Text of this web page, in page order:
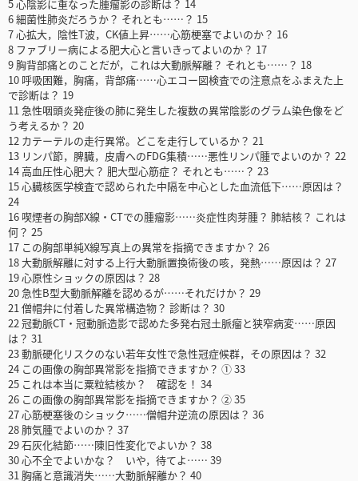
5 心陰影に重なった腫瘤影の診断は？ 14
6 細菌性肺炎だろうか？ それとも……？ 15
7 心拡大，陰性T波，CK値上昇……心筋梗塞でよいのか？ 16
8 ファブリー病による肥大心と言いきってよいのか？ 17
9 胸背部痛とのことだが，これは大動脈解離？ それとも……？ 18
10 呼吸困難，胸痛，背部痛……心エコー図検査での注意点をふまえた上
で診断は？ 19
11 急性咽頭炎発症後の肺に発生した複数の異常陰影のグラム染色像をど
う考えるか？ 20
12 カテーテルの走行異常。どこを走行しているか？ 21
13 リンパ節，脾臓，皮膚へのFDG集積……悪性リンパ腫でよいのか？ 22
14 高血圧性心肥大？ 肥大型心筋症？ それとも……？ 23
15 心臓核医学検査で認められた中隔を中心とした血流低下……原因は？
24
16 喫煙者の胸部X線・CTでの腫瘤影……炎症性肉芽腫？ 肺結核？ これは
何？ 25
17 この胸部単純X線写真上の異常を指摘できますか？ 26
18 大動脈解離に対する上行大動脈置換術後の咳，発熱……原因は？ 27
19 心原性ショックの原因は？ 28
20 急性B型大動脈解離を認めるが……それだけか？ 29
21 僧帽弁に付着した異常構造物？ 診断は？ 30
22 冠動脈CT・冠動脈造影で認めた多発右冠土脈瘤と狭窄病変……原因
は？ 31
23 動脈硬化リスクのない若年女性で急性冠症候群，その原因は？ 32
24 この画像の胸部異常影を指摘できますか？ ① 33
25 これは本当に粟粒結核か？ 確認を！ 34
26 この画像の胸部異常影を指摘できますか？ ② 35
27 心筋梗塞後のショック……僧帽弁逆流の原因は？ 36
28 肺気腫でよいのか？ 37
29 石灰化結節……陳旧性変化でよいか？ 38
30 心不全でよいかな？ いや，待てよ…… 39
31 胸痛と意識消失……大動脈解離か？ 40